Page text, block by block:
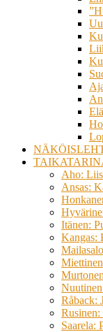
Aho:
Ansas:
Itänen:
Kangas:
Råback:
Saarela: